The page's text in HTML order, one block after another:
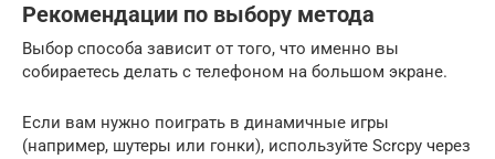
Рекомендации по выбору метода
Выбор способа зависит от того, что именно вы
собираетесь делать с телефоном на большом экране.
Если вам нужно поиграть в динамичные игры
(например, шутеры или гонки), используйте Scrcpy через